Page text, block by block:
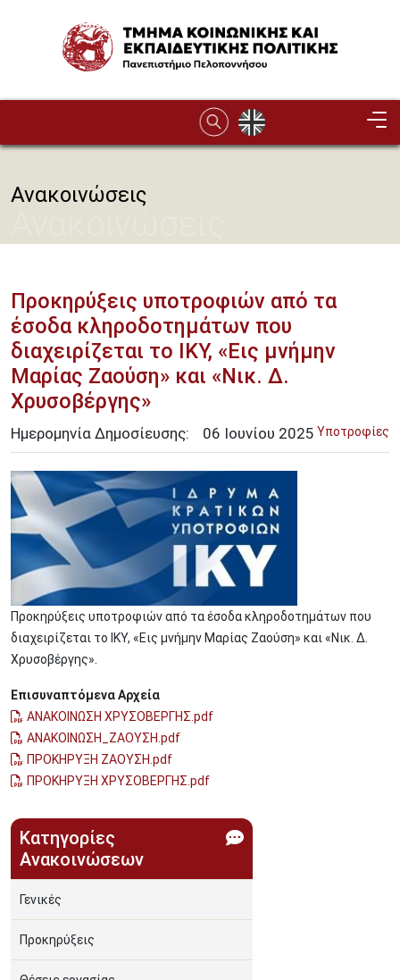
Image
Ανακοινώσεις
Προκηρύξεις υποτροφιών από τα
έσοδα κληροδοτημάτων που
διαχειρίζεται το ΙΚΥ, «Εις μνήμην
Μαρίας Ζαούση» και «Νικ. Δ.
Χρυσοβέργης»
Υποτροφίες
Ημερομηνία Δημοσίευσης: 06 Ιουνίου 2025
Image
Προκηρύξεις υποτροφιών από τα έσοδα κληροδοτημάτων που
διαχειρίζεται το ΙΚΥ, «Εις μνήμην Μαρίας Ζαούση» και «Νικ. Δ.
Χρυσοβέργης».
Επισυναπτόμενα Αρχεία
ΑΝΑΚΟΙΝΩΣΗ ΧΡΥΣΟΒΕΡΓΗΣ.pdf
ΑΝΑΚΟΙΝΩΣΗ_ΖΑΟΥΣΗ.pdf
ΠΡΟΚΗΡΥΞΗ ΖΑΟΥΣΗ.pdf
ΠΡΟΚΗΡΥΞΗ ΧΡΥΣΟΒΕΡΓΗΣ.pdf
Κατηγορίες
Ανακοινώσεων
Γενικές
Προκηρύξεις